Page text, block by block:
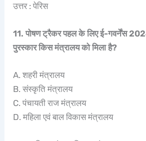
उत्तर : पेरिस
11. पोषण ट्रैकर पहल के लिए ई-गवर्नेंस
पुरस्कार किस मंत्रालय को मिला है?
A. शहरी मंत्रालय
B. संस्कृति मंत्रालय
C. पंचायती राज मंत्रालय
D. महिला एवं बाल विकास मंत्रालय